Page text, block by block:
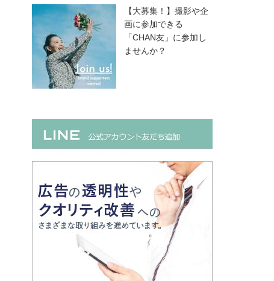
【大募集！】撮影や企
画に参加できる
「CHAN友」に参加し
ませんか？